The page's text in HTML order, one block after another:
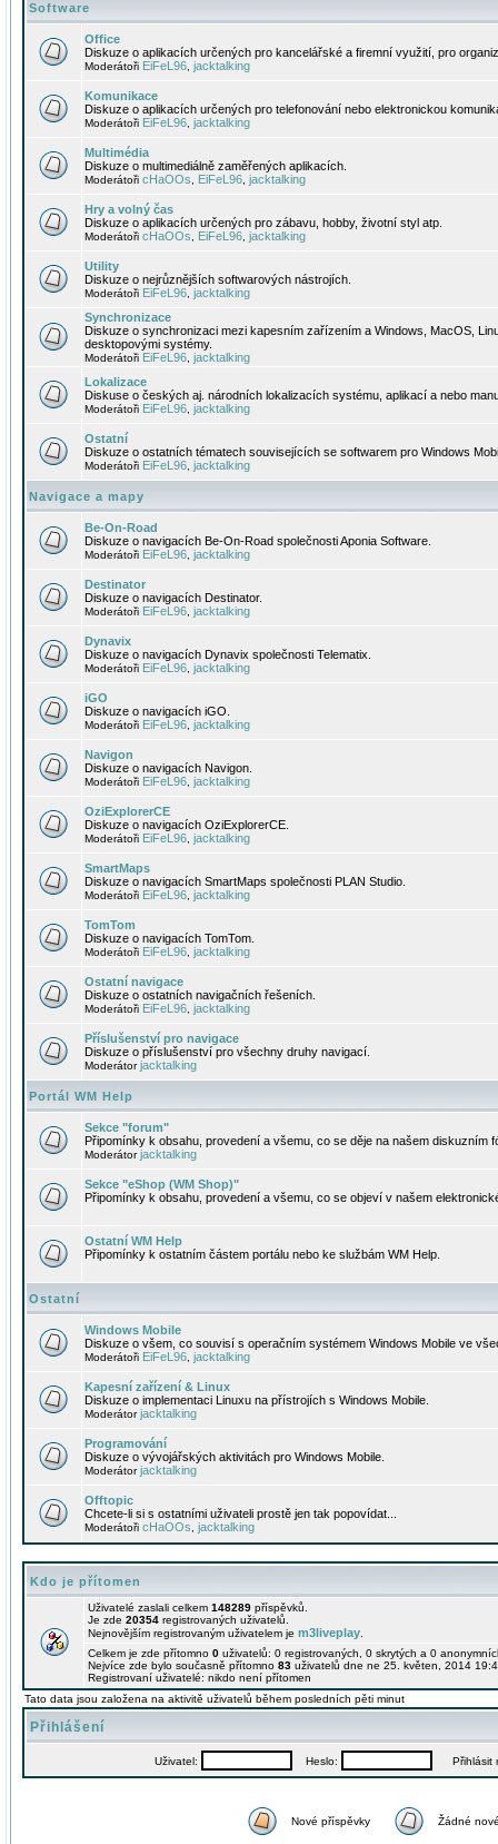
Software
Office
Diskuze o aplikacích určených pro kancelářské a firemní využití, pro
Moderátoři EiFeL96 jacktalking
Komunikace
Diskuze o aplikacích určených pro telefonování nebo elektronickou
Moderátoři EiFeL96 jacktalking
Multimédia
Diskuze o multimediálně zaměřených aplikacích.
Moderátoři cHaOOs EiFeL96 jacktalking
Hry a volný čas
Diskuze o aplikacích určených pro zábavu, hobby, životní styl atp.
Moderátoři cHaOOs EiFeL96 jacktalking
Utility
Diskuze o nejrůznějších softwarových nástrojích.
Moderátoři EiFeL96 jacktalking
Synchronizace
Diskuze o synchronizaci mezi kapesním zařízením a Windows, MacOS,
desktopovými systémy.
Moderátoři EiFeL96 jacktalking
Lokalizace
Diskuse o českých aj. národních lokalizacích systému, aplikací a nebo
Moderátoři EiFeL96 jacktalking
Ostatní
Diskuze o ostatních tématech souvisejících se softwarem pro Windows
Moderátoři EiFeL96 jacktalking
Navigace a mapy
Be-On-Road
Diskuze o navigacích Be-On-Road společnosti Aponia Software.
Moderátoři EiFeL96 jacktalking
Destinator
Diskuze o navigacích Destinator.
Moderátoři EiFeL96 jacktalking
Dynavix
Diskuze o navigacích Dynavix společnosti Telematix.
Moderátoři EiFeL96 jacktalking
iGO
Diskuze o navigacích iGO.
Moderátoři EiFeL96 jacktalking
Navigon
Diskuze o navigacích Navigon.
Moderátoři EiFeL96 jacktalking
OziExplorerCE
Diskuze o navigacích OziExplorerCE.
Moderátoři EiFeL96 jacktalking
SmartMaps
Diskuze o navigacích SmartMaps společnosti PLAN Studio.
Moderátoři EiFeL96 jacktalking
TomTom
Diskuze o navigacích TomTom.
Moderátoři EiFeL96 jacktalking
Ostatní navigace
Diskuze o ostatních navigačních řešeních.
Moderátoři EiFeL96 jacktalking
Příslušenství pro navigace
Diskuze o příslušenství pro všechny druhy navigací.
Moderátorjacktalking
Portál WM Help
Sekce "forum"
Připomínky k obsahu, provedení a všemu, co se děje na našem diskuzním
Moderátorjacktalking
Sekce "eShop (WM Shop)"
Připomínky k obsahu, provedení a všemu, co se objeví v našem
Ostatní WM Help
Připomínky k ostatním částem portálu nebo ke službám WM Help.
Ostatní
Windows Mobile
Diskuze o všem, co souvisí s operačním systémem Windows Mobile ve
Moderátoři EiFeL96 jacktalking
Kapesní zařízení & Linux
Diskuze o implementaci Linuxu na přístrojích s Windows Mobile.
Moderátorjacktalking
Programování
Diskuze o vývojářských aktivitách pro Windows Mobile.
Moderátorjacktalking
Offtopic
Chcete-li si s ostatními uživateli prostě jen tak popovídat...
Moderátoři cHaOOs jacktalking
Kdo je přítomen
Uživatelé zaslali celkem 148289 příspěvků.
Je zde 20354 registrovaných uživatelů.
Nejnovějším registrovaným uživatelem je m3liveplay
Celkem je zde přítomno 0 uživatelů: 0 registrovaných, 0 skrytých a 0
Nejvíce zde bylo současně přítomno 83 uživatelů dne ne 25. květen, 2014
Registrovaní uživatelé: nikdo není přítomen
Tato data jsou založena na aktivitě uživatelů během posledních pěti minut
Přihlášení
Uživatel: Heslo: Přihlásit
Nové příspěvky Žádné